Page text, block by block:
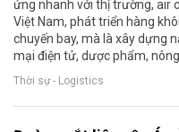
ứng nhanh với thị trường, air
Việt Nam, phát triển hàng
chuyến bay, mà là xây dựng
mại điện tử, dược phẩm,
Thời sự - Logistics